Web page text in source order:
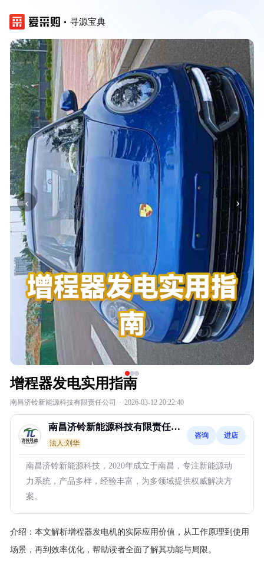
寻源宝典
‹ ›
增程器发电实用指南
南昌济铃新能源科技有限责任公司 · 2026-03-12 20:22:40
南昌济铃新能源科技有限责任公
司
法人:刘华
咨询 进店
南昌济铃新能源科技，2020年成立于南昌，专注新能源动
力系统，产品多样，经验丰富，为多领域提供权威解决方
案。
介绍： 本文解析增程器发电机的实际应用价值，从工作原理到使用
场景，再到效率优化，帮助读者全面了解其功能与局限。